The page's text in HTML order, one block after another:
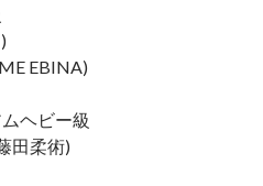
EBINA)
ヘビー級
田柔術)